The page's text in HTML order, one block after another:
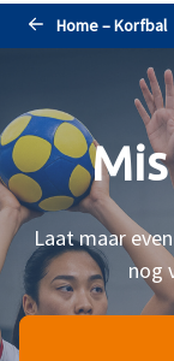
Home – Korfbal
Laat maar
nog